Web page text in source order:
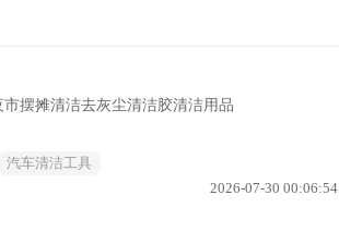
摆摊清洁去灰尘清洁胶清洁用品
汽车清洁工具
2026-07-30 00:06:54